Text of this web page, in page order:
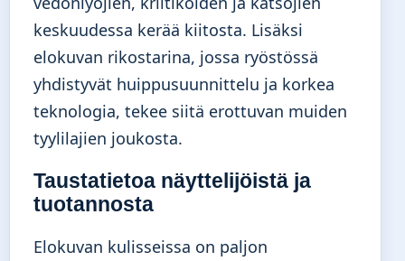
keskuudessa kerää kiitosta. Lisäksi
elokuvan rikostarina, jossa ryöstössä
yhdistyvät huippusuunnittelu ja korkea
teknologia, tekee siitä erottuvan muiden
tyylilajien joukosta.
Taustatietoa näyttelijöistä ja
tuotannosta
Elokuvan kulisseissa on paljon